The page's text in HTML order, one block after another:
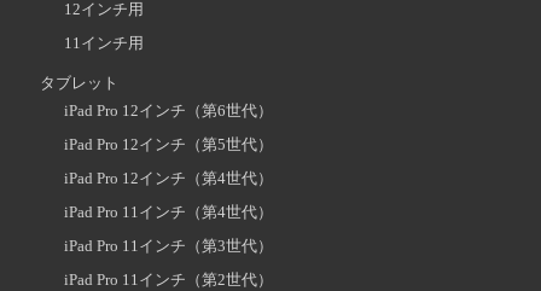
12インチ用
11インチ用
タブレット
iPad Pro 12インチ（第6世代）
iPad Pro 12インチ（第5世代）
iPad Pro 12インチ（第4世代）
iPad Pro 11インチ（第4世代）
iPad Pro 11インチ（第3世代）
iPad Pro 11インチ（第2世代）